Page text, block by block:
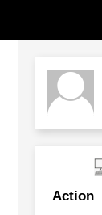
Action